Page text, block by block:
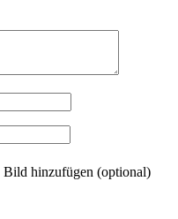
Bild hinzufügen (optional)